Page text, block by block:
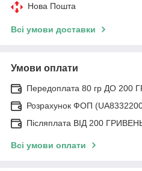
Нова Пошта
Всі умови доставки
Умови оплати
Передоплата 80 гр ДО 200
Розрахунок ФОП
Післяплата ВІД 200
Всі умови оплати